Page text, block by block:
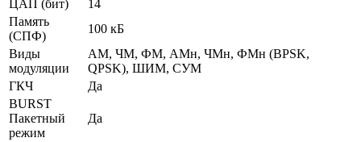
ЦАП (бит)
14
Память
(СПФ)
100 кБ
Виды
модуляции
АМ, ЧМ, ФМ, АМн, ЧМн, ФМн (BPSK,
QPSK), ШИМ, СУМ
ГКЧ
Да
BURST
Пакетный
режим
Да